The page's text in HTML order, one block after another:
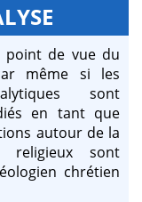
point de vue du
même si les
sont
en tant que
autour de la
religieux sont
chrétien